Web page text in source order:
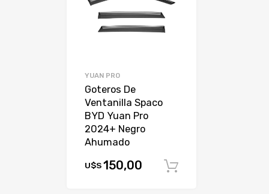
YUAN PRO
Goteros De
Ventanilla Spaco
BYD Yuan Pro
2024+ Negro
Ahumado
U$S150,00